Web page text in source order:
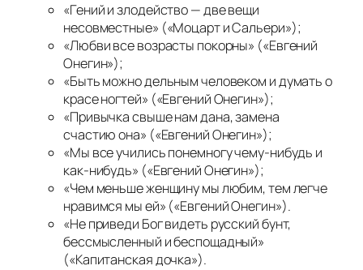
«Гений и злодейство — две вещи
несовместные» («Моцарт и Сальери»);
«Любви все возрасты покорны» («Евгений
Онегин»);
«Быть можно дельным человеком и думать о
красе ногтей» («Евгений Онегин»);
«Привычка свыше нам дана, замена
счастию она» («Евгений Онегин»);
«Мы все учились понемногу чему-нибудь и
как-нибудь» («Евгений Онегин»);
«Чем меньше женщину мы любим, тем легче
нравимся мы ей» («Евгений Онегин»).
«Не приведи Бог видеть русский бунт,
бессмысленный и беспощадный»
(«Капитанская дочка»).